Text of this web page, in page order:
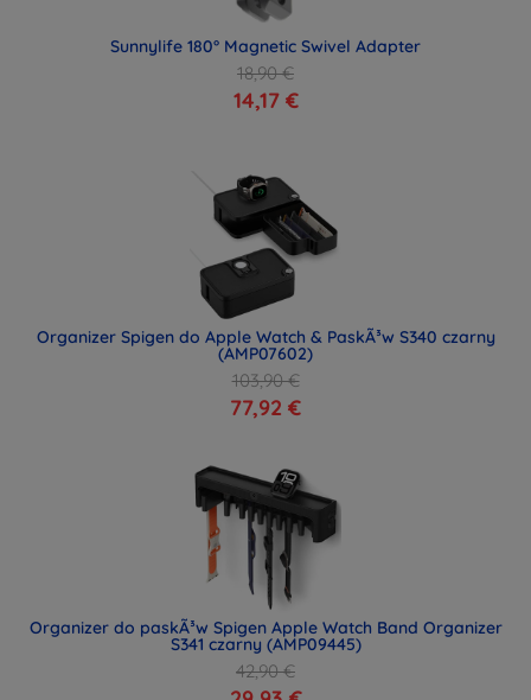
Sunnylife 180° Magnetic Swivel Adapter
18,90 €
14,17 €
Organizer Spigen do Apple Watch & PaskÃ³w S340 czarny
(AMP07602)
103,90 €
77,92 €
Organizer do paskÃ³w Spigen Apple Watch Band Organizer
S341 czarny (AMP09445)
42,90 €